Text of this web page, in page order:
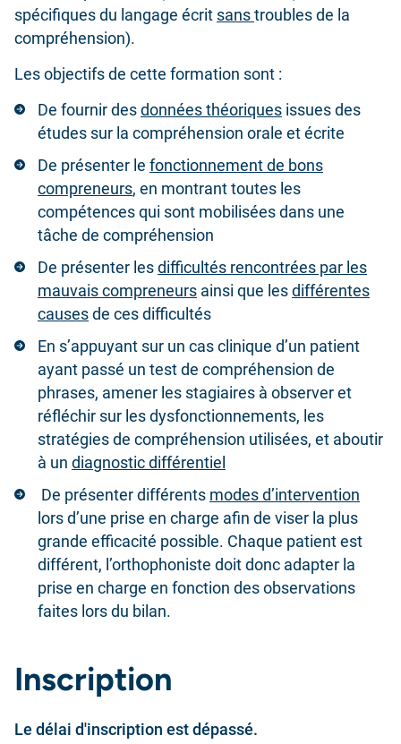
spécifiques du langage écrit sanstroubles de la
compréhension).
Les objectifs de cette formation sont :
De fournir desdonnées théoriques issues des
études sur la compréhension orale et écrite
De présenter le fonctionnement de bons
compreneurs, en montrant toutes les
compétences qui sont mobilisées dans une
tâche de compréhension
De présenter lesdifficultés rencontrées par les
mauvais compreneurs ainsi que lesdifférentes
causesde ces difficultés
En s’appuyant sur un cas clinique d’un patient
ayant passé un test de compréhension de
phrases, amener les stagiaires à observer et
réfléchir sur les dysfonctionnements, les
stratégies de compréhension utilisées, et aboutir
à un diagnostic différentiel
De présenter différents modes d’intervention
lors d’une prise en charge afin de viser la plus
grande efficacité possible. Chaque patient est
différent, l’orthophoniste doit donc adapter la
prise en charge en fonction des observations
faites lors du bilan.
Inscription
Le délai d'inscription est dépassé.